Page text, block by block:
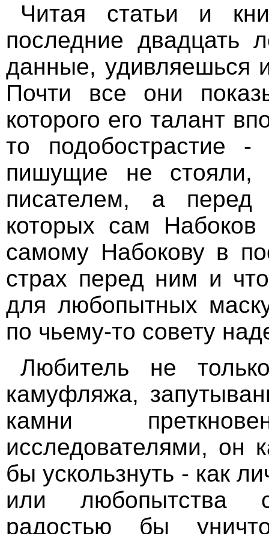
Читая статьи и
последние двадцать
данные, удивляешься
Почти все они
которого его талант
то подобострастие
пишущие не
писателем, а
которых сам
самому Набокову в
страх перед ним и
для любопытных
по чьему-то совету
Любитель не
камуфляжа,
камни
исследователями, он
бы ускользнуть - как
или любопытства
радостью бы